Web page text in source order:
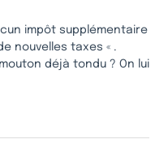
impôt supplémentaire
nouvelles taxes « .
déjà tondu ? On lui